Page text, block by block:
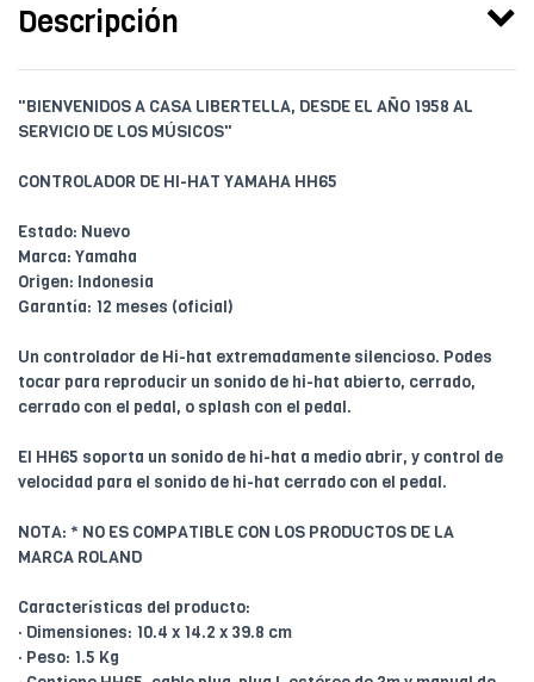
Descripción
"BIENVENIDOS A CASA LIBERTELLA, DESDE EL AÑO 1958 AL
SERVICIO DE LOS MÚSICOS"
CONTROLADOR DE HI-HAT YAMAHA HH65
Estado: Nuevo
Marca: Yamaha
Origen: Indonesia
Garantía: 12 meses (oficial)
Un controlador de Hi-hat extremadamente silencioso. Podes
tocar para reproducir un sonido de hi-hat abierto, cerrado,
cerrado con el pedal, o splash con el pedal.
El HH65 soporta un sonido de hi-hat a medio abrir, y control de
velocidad para el sonido de hi-hat cerrado con el pedal.
NOTA: * NO ES COMPATIBLE CON LOS PRODUCTOS DE LA
MARCA ROLAND
Características del producto:
· Dimensiones: 10.4 x 14.2 x 39.8 cm
· Peso: 1.5 Kg